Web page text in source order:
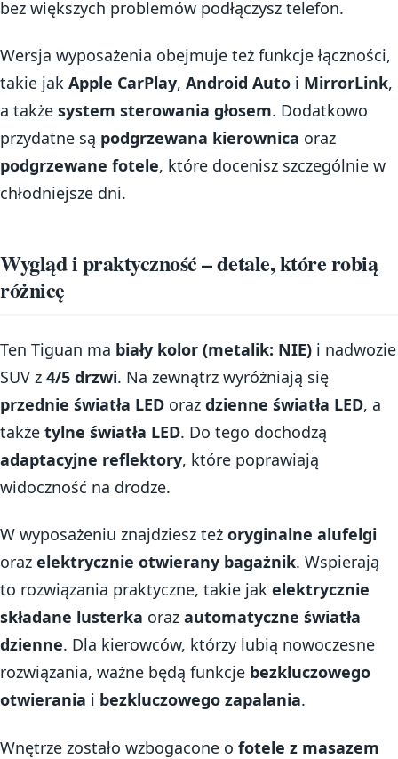
bez większych problemów podłączysz telefon.
Wersja wyposażenia obejmuje też funkcje łączności,
takie jak Apple CarPlay, Android Auto i MirrorLink,
a także system sterowania głosem. Dodatkowo
przydatne są podgrzewana kierownica oraz
podgrzewane fotele, które docenisz szczególnie w
chłodniejsze dni.
Wygląd i praktyczność – detale, które robią
różnicę
Ten Tiguan ma biały kolor (metalik: NIE) i nadwozie
SUV z 4/5 drzwi. Na zewnątrz wyróżniają się
przednie światła LED oraz dzienne światła LED, a
także tylne światła LED. Do tego dochodzą
adaptacyjne reflektory, które poprawiają
widoczność na drodze.
W wyposażeniu znajdziesz też oryginalne alufelgi
oraz elektrycznie otwierany bagażnik. Wspierają
to rozwiązania praktyczne, takie jak elektrycznie
składane lusterka oraz automatyczne światła
dzienne. Dla kierowców, którzy lubią nowoczesne
rozwiązania, ważne będą funkcje bezkluczowego
otwierania i bezkluczowego zapalania.
Wnętrze zostało wzbogacone o fotele z masazem